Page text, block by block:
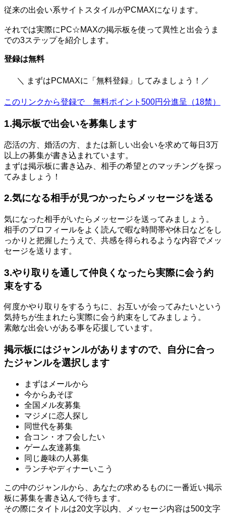
従来の出会い系サイトスタイルがPCMAXになります。
それでは実際にPC☆MAXの掲示板を使って異性と出会うま
での3ステップを紹介します。
登録は無料
＼ まずはPCMAXに「無料登録」してみましょう！／
このリンクから登録で 無料ポイント500円分進呈（18禁）
1.掲示板で出会いを募集します
恋活の方、婚活の方、または新しい出会いを求めて毎日3万
以上の募集が書き込まれています。
まずは掲示板に書き込み、相手の希望とのマッチングを探っ
てみましょう！
2.気になる相手が見つかったらメッセージを送る
気になった相手がいたらメッセージを送ってみましょう。
相手のプロフィールをよく読んで暇な時間帯や休日などをし
っかりと把握したうえで、共感を得られるような内容でメッ
セージを送ります。
3.やり取りを通して仲良くなったら実際に会う約
束をする
何度かやり取りをするうちに、お互いが会ってみたいという
気持ちが生まれたら実際に会う約束をしてみましょう。
素敵な出会いがある事を応援しています。
掲示板にはジャンルがありますので、自分に合っ
たジャンルを選択します
まずはメールから
今からあそぼ
全国メル友募集
マジメに恋人探し
同世代を募集
合コン・オフ会したい
ゲーム友達募集
同じ趣味の人募集
ランチやディナーいこう
この中のジャンルから、あなたの求めるものに一番近い掲示
板に募集を書き込んで待ちます。
その際にタイトルは20文字以内、メッセージ内容は500文字